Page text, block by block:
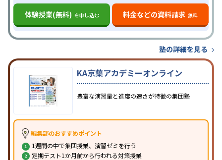
体験授業(無料) を申し込む 料金などの資料請求 無料
塾の詳細を見る
KA京葉アカデミーオンライン
豊富な演習量と進度の速さが特徴の集団塾
編集部のおすすめポイント
1週間の中で集団授業、演習ゼミを行う
定期テスト1か月前から行われる対策授業